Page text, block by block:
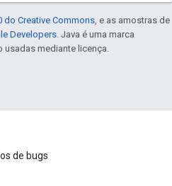
do Creative Commons, e as amostras de
Developers. Java é uma marca
usadas mediante licença.
de bugs